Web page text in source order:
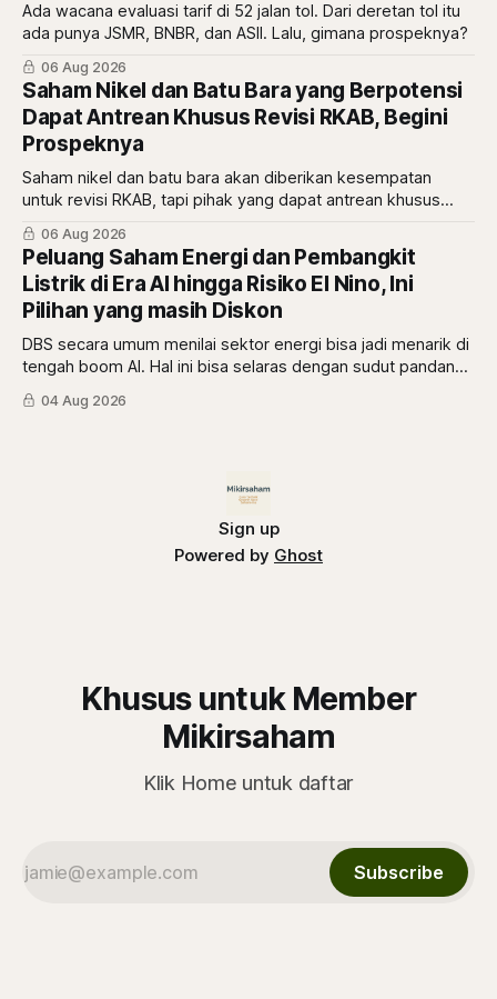
Ada wacana evaluasi tarif di 52 jalan tol. Dari deretan tol itu
ada punya JSMR, BNBR, dan ASII. Lalu, gimana prospeknya?
06 Aug 2026
Saham Nikel dan Batu Bara yang Berpotensi
Dapat Antrean Khusus Revisi RKAB, Begini
Prospeknya
Saham nikel dan batu bara akan diberikan kesempatan
untuk revisi RKAB, tapi pihak yang dapat antrean khusus
adalah pemberi rasio royalti terbesar. Siapa saja mereka?
06 Aug 2026
Peluang Saham Energi dan Pembangkit
Listrik di Era AI hingga Risiko El Nino, Ini
Pilihan yang masih Diskon
DBS secara umum menilai sektor energi bisa jadi menarik di
tengah boom AI. Hal ini bisa selaras dengan sudut pandang
berbeda dari Mikirduit yang mana sektor energi bisa
menarik karena faktor El Nino. Begini analisisnya
04 Aug 2026
Sign up
Powered by Ghost
Khusus untuk Member
Mikirsaham
Klik Home untuk daftar
Subscribe